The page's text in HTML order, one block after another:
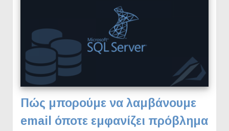
Πώς μπορούμε να λαμβάνουμε
email όποτε εμφανίζει πρόβλημα